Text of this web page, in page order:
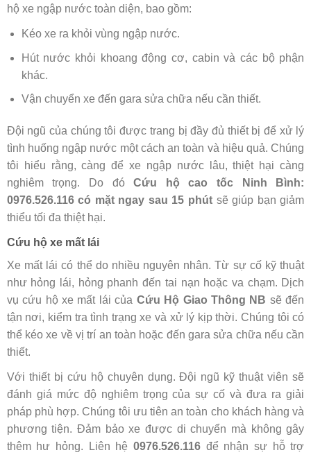
hộ xe ngập nước toàn diện, bao gồm:
Kéo xe ra khỏi vùng ngập nước.
Hút nước khỏi khoang động cơ, cabin và các bộ phận
khác.
Vận chuyển xe đến gara sửa chữa nếu cần thiết.
Đội ngũ của chúng tôi được trang bị đầy đủ thiết bị để xử lý
tình huống ngập nước một cách an toàn và hiệu quả. Chúng
tôi hiểu rằng, càng để xe ngập nước lâu, thiệt hại càng
nghiêm trọng. Do đóCứu hộ cao tốc Ninh Bình:
0976.526.116 có mặt ngay sau 15 phút sẽ giúp bạn giảm
thiểu tối đa thiệt hại.
Cứu hộ xe mất lái
Xe mất lái có thể do nhiều nguyên nhân. Từ sự cố kỹ thuật
như hỏng lái, hỏng phanh đến tai nạn hoặc va chạm. Dịch
vụ cứu hộ xe mất lái của Cứu Hộ Giao Thông NB sẽ đến
tận nơi, kiểm tra tình trạng xe và xử lý kịp thời. Chúng tôi có
thể kéo xe về vị trí an toàn hoặc đến gara sửa chữa nếu cần
thiết.
Với thiết bị cứu hộ chuyên dụng. Đội ngũ kỹ thuật viên sẽ
đánh giá mức độ nghiêm trọng của sự cố và đưa ra giải
pháp phù hợp. Chúng tôi ưu tiên an toàn cho khách hàng và
phương tiện. Đảm bảo xe được di chuyển mà không gây
thêm hư hỏng. Liên hệ 0976.526.116 để nhận sự hỗ trợ